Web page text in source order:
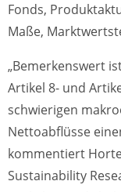
Fonds,
Maße,
„Bemerkenswert
Artikel 8- und
schwierigen
Nettoabflüsse
kommentiert
Sustainability